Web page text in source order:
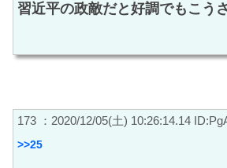
習近平の政敵だと好調でもこう
173 ：2020/12/05(土) 10:26:14.14
>>25